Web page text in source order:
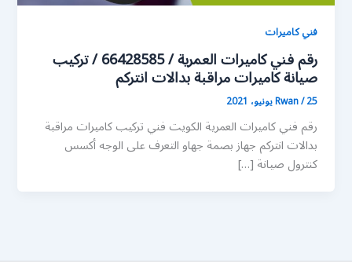
فني كاميرات
رقم فني كاميرات العمرية / 66428585 / تركيب
صيانة كاميرات مراقبة بدالات انتركم
Rwan/25 يونيو، 2021
رقم فني كاميرات العمرية الكويت فني تركيب كاميرات مراقبة
بدالات انتركم جهاز بصمة جهاو التعرف على الوجه أكسس
كنترول صيانة […]